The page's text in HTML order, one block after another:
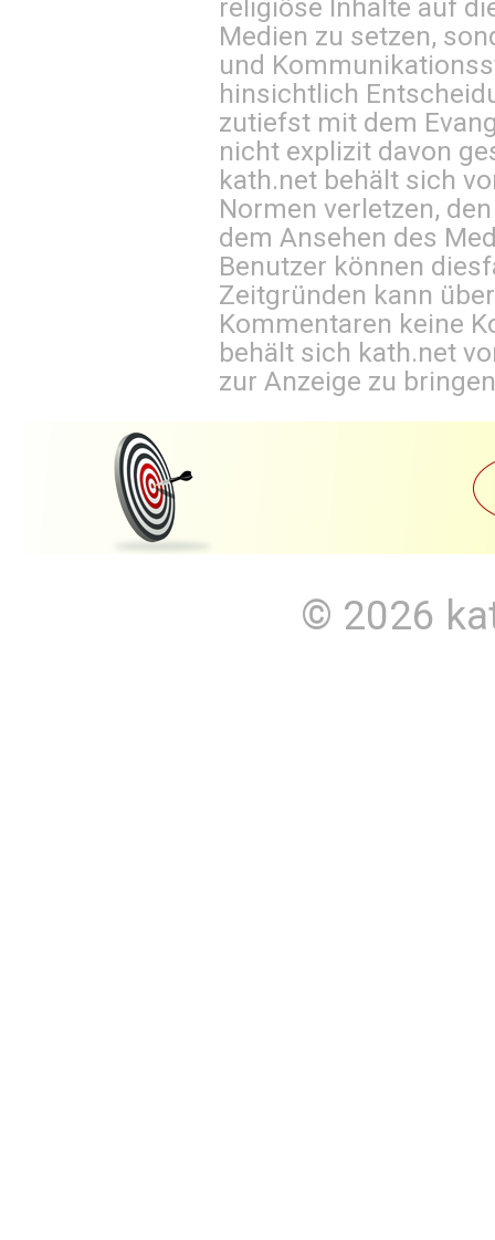
religiöse Inhalte auf
Medien zu setzen,
und
hinsichtlich
zutiefst mit dem
nicht explizit davon
kath.net behält sich
Normen verletzen,
dem Ansehen des
Benutzer können
Zeitgründen kann
Kommentaren keine
behält sich kath.net
zur Anzeige zu
© 2026